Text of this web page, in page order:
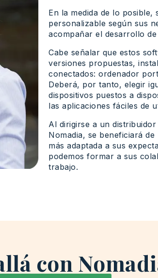
En la medida de lo
personalizable según sus
acompañar el desarrollo
Cabe señalar que estos
versiones propuestas,
conectados: ordenador
Deberá, por tanto, elegir
dispositivos puestos a
las aplicaciones fáciles de
Al dirigirse a un
Nomadia, se beneficiará
más adaptada a sus
podemos formar a sus
trabajo.
con